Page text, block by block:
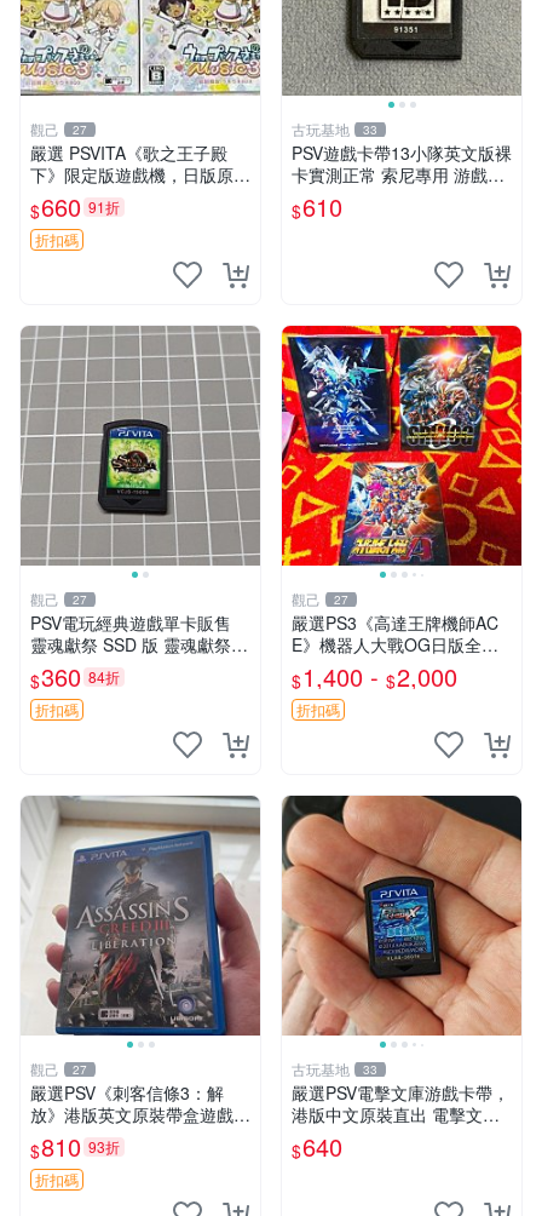
觀己 27
嚴選 PSVITA《歌之王子殿
下》限定版遊戲機，日版原裝
直送 PSVITA 測試機 歌之王
子殿下 日版 港行版
$660 91折
折扣碼
古玩基地 33
PSV遊戲卡帶13小隊英文版裸
卡實測正常 索尼專用 游戲硬
體原廠卡帶 13小隊 psv 卡帶
嚴選
$610
觀己 27
PSV電玩經典遊戲單卡販售
靈魂獻祭 SSD 版 靈魂獻祭 P
SV 卡帶 二手原裝日本版本裸
卡 適合 PSV 主機的靈魂獻祭
SSD版日版裸卡 靈魂獻祭
$360 84折
折扣碼
觀己 27
嚴選PS3《高達王牌機師AC
E》機器人大戰OG日版全新
未開封，附小冊子實拍圖 機
器人大戰 ACE OG 上左 上右
下 關鍵詞：機器人、高達、
$1,400 - $2,000
折扣碼
觀己 27
嚴選PSV《刺客信條3：解
放》港版英文原裝帶盒遊戲，
幾乎全新無損，卡帶包裝保存
極佳，適合收藏。動作冒險
類，支援PSV主機。英文版發
貨。 刺客信條3 解放
$810 93折
折扣碼
古玩基地 33
嚴選PSV電擊文庫游戲卡帶，
港版中文原裝直出 電擊文庫
PSV 游戲 港版
$640